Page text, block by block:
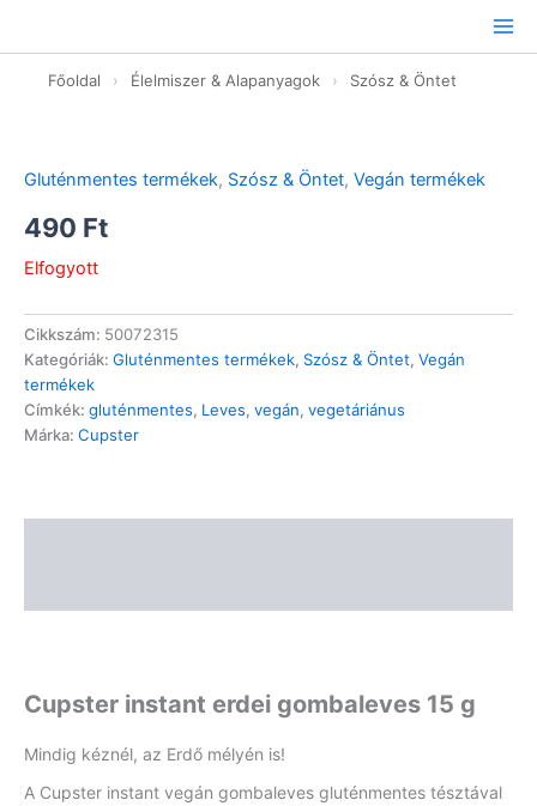
tartalomhoz
Főoldal › Élelmiszer & Alapanyagok › Szósz & Öntet
Gluténmentes termékek, Szósz & Öntet, Vegán termékek
490 Ft
Elfogyott
Cikkszám: 50072315
Kategóriák: Gluténmentes termékek, Szósz & Öntet, Vegán
termékek
Címkék: gluténmentes, Leves, vegán, vegetáriánus
Márka: Cupster
Cupster instant erdei gombaleves 15 g
Mindig kéznél, az Erdő mélyén is!
A Cupster instant vegán gombaleves gluténmentes tésztával